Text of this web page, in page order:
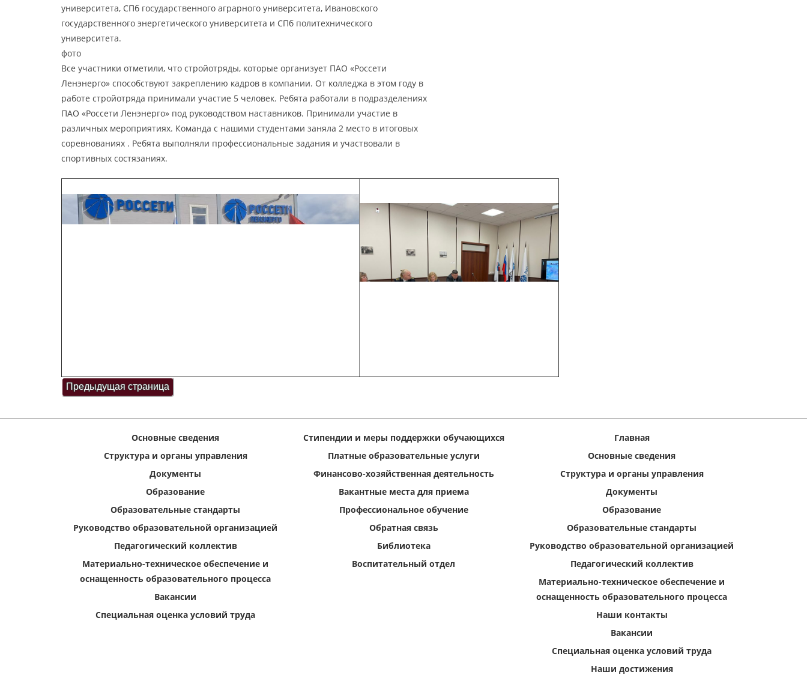
университета, СПб государственного аграрного университета, Ивановского
государственного энергетического университета и СПб политехнического
университета.
фото
Все участники отметили, что стройотряды, которые организует ПАО «Россети
Ленэнерго» способствуют закреплению кадров в компании. От колледжа в этом году в
работе стройотряда принимали участие 5 человек. Ребята работали в подразделениях
ПАО «Россети Ленэнерго» под руководством наставников. Принимали участие в
различных мероприятиях. Команда с нашими студентами заняла 2 место в итоговых
соревнованиях . Ребята выполняли профессиональные задания и участвовали в
спортивных состязаниях.
Основные сведения
Структура и органы управления
Документы
Образование
Образовательные стандарты
Руководство образовательной организацией
Педагогический коллектив
Материально-техническое обеспечение и
оснащенность образовательного процесса
Вакансии
Специальная оценка условий труда
Стипендии и меры поддержки обучающихся
Платные образовательные услуги
Финансово-хозяйственная деятельность
Вакантные места для приема
Профессиональное обучение
Обратная связь
Библиотека
Воспитательный отдел
Главная
Основные сведения
Структура и органы управления
Документы
Образование
Образовательные стандарты
Руководство образовательной организацией
Педагогический коллектив
Материально-техническое обеспечение и
оснащенность образовательного процесса
Наши контакты
Вакансии
Специальная оценка условий труда
Наши достижения